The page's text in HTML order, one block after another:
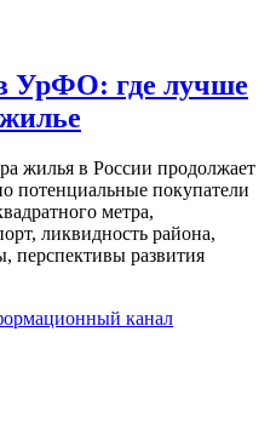
УрФО: где лучше
жилья в России продолжает
потенциальные покупатели
метра,
ликвидность района,
перспективы развития
канал